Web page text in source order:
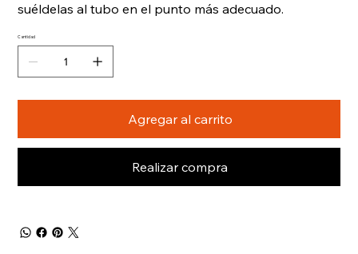
suéldelas al tubo en el punto más adecuado.
Cantidad
Agregar al carrito
Realizar compra